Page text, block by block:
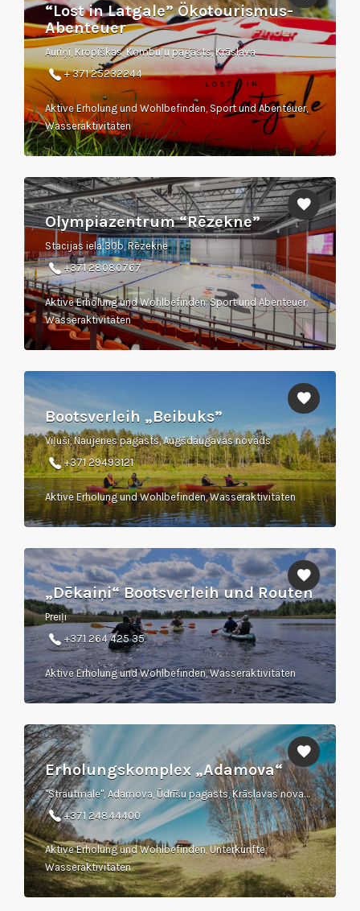
“Lost in Latgale” Ökotourismus-
Abenteuer
Auriņi, Kropiškas, Kombuļu pagasts, Krāslava
+ 371 25232244
Aktive Erholung und Wohlbefinden, Sport und Abenteuer,
Wasseraktivitäten
Olympiazentrum “Rēzekne”
Stacijas iela 30b, Rēzekne
+371 28080767
Aktive Erholung und Wohlbefinden, Sport und Abenteuer,
Wasseraktivitäten
Bootsverleih „Beibuks”
Viļuši, Naujenes pagasts, Augšdaugavas novads
+371 29493121
Aktive Erholung und Wohlbefinden, Wasseraktivitäten
„Dēkaiņi“ Bootsverleih und Routen
Preiļi
+371 264 425 35
Aktive Erholung und Wohlbefinden, Wasseraktivitäten
Erholungskomplex „Adamova“
"Strautmale", Adamova, Ūdrīšu pagasts, Krāslavas novads, LV-5601
+371 24844400
Aktive Erholung und Wohlbefinden, Unterkünfte,
Wasseraktivitäten